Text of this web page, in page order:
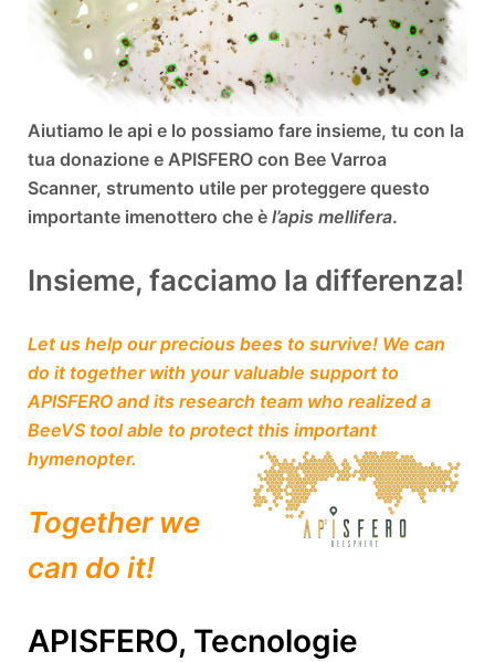
Aiutiamo le api e lo possiamo fare insieme, tu con la
tua donazione e APISFERO con Bee Varroa
Scanner, strumento utile per proteggere questo
importante imenottero che è l’apis mellifera.
Insieme, facciamo la differenza!
Let us help our precious bees to survive! We can
do it together with your valuable support to
APISFERO and its research team who realized a
BeeVS tool able to protect this important
hymenopter.
Together we
can do it!
APISFERO, Tecnologie